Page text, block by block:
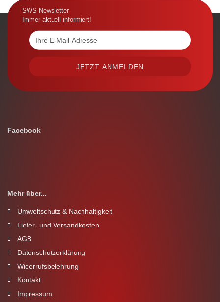
SWS-Newsletter
Immer aktuell informiert!
Facebook
Mehr über...
Umweltschutz & Nachhaltigkeit
Liefer- und Versandkosten
AGB
Datenschutzerklärung
Widerrufsbelehrung
Kontakt
Impressum